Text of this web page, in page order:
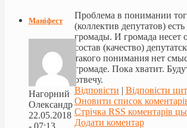
Проблема в понимании
(коллектив депутатов)
громады. И громада несет
состав (качество)
такого понимания нет
громаде. Пока хватит.
отвечу.
Відповісти | Відповісти
Оновити список
Стрічка RSS коментарів
Додати коментар
Маніфест
Нагорний
Олександр
22.05.2018
- 07:13